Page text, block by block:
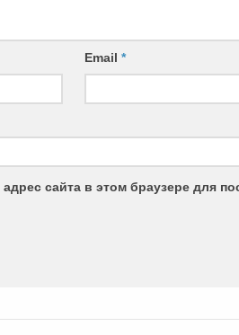
Email*
сайта в этом браузере для